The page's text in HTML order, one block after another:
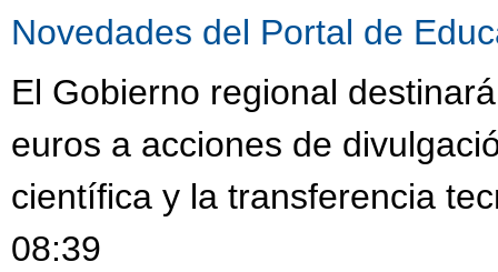
Novedades del Portal de
El Gobierno regional
euros a acciones de
científica y la transferencia
08:39